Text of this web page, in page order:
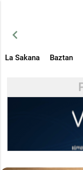
chevron_left
La Sakana Baztan